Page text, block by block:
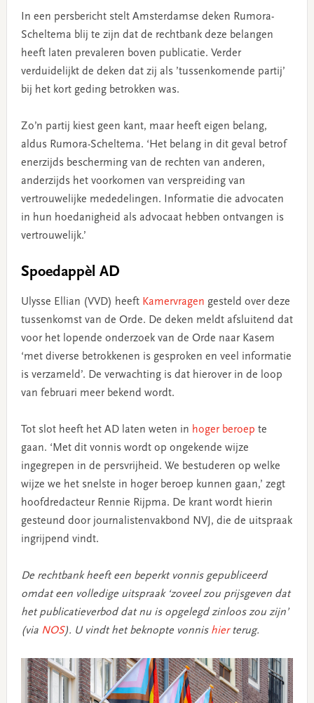
In een persbericht stelt Amsterdamse deken Rumora-
Scheltema blij te zijn dat de rechtbank deze belangen
heeft laten prevaleren boven publicatie. Verder
verduidelijkt de deken dat zij als ’tussenkomende partij’
bij het kort geding betrokken was.
Zo’n partij kiest geen kant, maar heeft eigen belang,
aldus Rumora-Scheltema. ‘Het belang in dit geval betrof
enerzijds bescherming van de rechten van anderen,
anderzijds het voorkomen van verspreiding van
vertrouwelijke mededelingen. Informatie die advocaten
in hun hoedanigheid als advocaat hebben ontvangen is
vertrouwelijk.’
Spoedappèl AD
Ulysse Ellian (VVD) heeft Kamervragen gesteld over deze
tussenkomst van de Orde. De deken meldt afsluitend dat
voor het lopende onderzoek van de Orde naar Kasem
‘met diverse betrokkenen is gesproken en veel informatie
is verzameld’. De verwachting is dat hierover in de loop
van februari meer bekend wordt.
Tot slot heeft het AD laten weten in hoger beroep te
gaan. ‘Met dit vonnis wordt op ongekende wijze
ingegrepen in de persvrijheid. We bestuderen op welke
wijze we het snelste in hoger beroep kunnen gaan,’ zegt
hoofdredacteur Rennie Rijpma. De krant wordt hierin
gesteund door journalistenvakbond NVJ, die de uitspraak
ingrijpend vindt.
De rechtbank heeft een beperkt vonnis gepubliceerd
omdat een volledige uitspraak ‘zoveel zou prijsgeven dat
het publicatieverbod dat nu is opgelegd zinloos zou zijn’
(via NOS). U vindt het beknopte vonnis hierterug.